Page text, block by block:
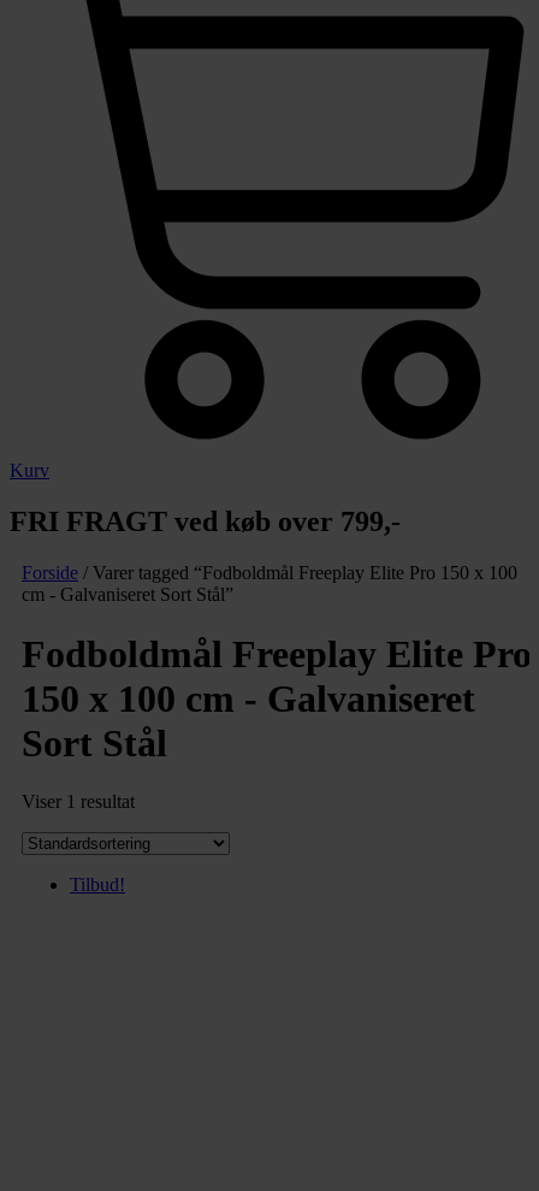
Kurv
FRI FRAGT ved køb over 799,-
Forside / Varer tagged “Fodboldmål Freeplay Elite Pro 150 x 100
cm - Galvaniseret Sort Stål”
Fodboldmål Freeplay Elite Pro
150 x 100 cm - Galvaniseret
Sort Stål
Viser 1 resultat
Tilbud!